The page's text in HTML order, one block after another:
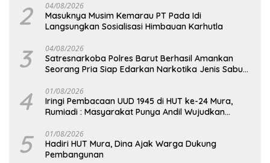
2 04/08/2026
Masuknya Musim Kemarau PT Pada Idi
Langsungkan Sosialisasi Himbauan Karhutla
3 04/08/2026
Satresnarkoba Polres Barut Berhasil Amankan
Seorang Pria Siap Edarkan Narkotika Jenis Sabu
4 01/08/2026
Iringi Pembacaan UUD 1945 di HUT ke-24 Mura,
Rumiadi : Masyarakat Punya Andil Wujudkan
5 01/08/2026
Hadiri HUT Mura, Dina Ajak Warga Dukung
Pembangunan